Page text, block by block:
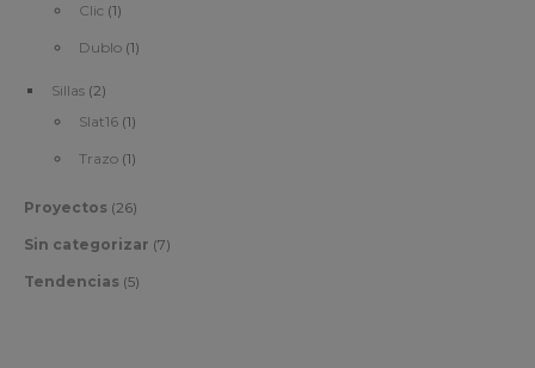
Clic (1)
Dublo (1)
Sillas (2)
Slat16 (1)
Trazo (1)
Proyectos (26)
Sin categorizar (7)
Tendencias (5)